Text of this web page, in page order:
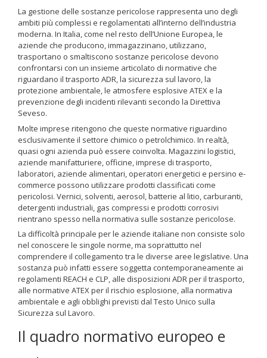
La gestione delle sostanze pericolose rappresenta uno degli
ambiti più complessi e regolamentati all’interno dell’industria
moderna. In Italia, come nel resto dell’Unione Europea, le
aziende che producono, immagazzinano, utilizzano,
trasportano o smaltiscono sostanze pericolose devono
confrontarsi con un insieme articolato di normative che
riguardano il trasporto ADR, la sicurezza sul lavoro, la
protezione ambientale, le atmosfere esplosive ATEX e la
prevenzione degli incidenti rilevanti secondo la Direttiva
Seveso.
Molte imprese ritengono che queste normative riguardino
esclusivamente il settore chimico o petrolchimico. In realtà,
quasi ogni azienda può essere coinvolta. Magazzini logistici,
aziende manifatturiere, officine, imprese di trasporto,
laboratori, aziende alimentari, operatori energetici e persino e-
commerce possono utilizzare prodotti classificati come
pericolosi. Vernici, solventi, aerosol, batterie al litio, carburanti,
detergenti industriali, gas compressi e prodotti corrosivi
rientrano spesso nella normativa sulle sostanze pericolose.
La difficoltà principale per le aziende italiane non consiste solo
nel conoscere le singole norme, ma soprattutto nel
comprendere il collegamento tra le diverse aree legislative. Una
sostanza può infatti essere soggetta contemporaneamente ai
regolamenti REACH e CLP, alle disposizioni ADR per il trasporto,
alle normative ATEX per il rischio esplosione, alla normativa
ambientale e agli obblighi previsti dal Testo Unico sulla
Sicurezza sul Lavoro.
Il quadro normativo europeo e